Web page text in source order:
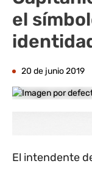
el
20 de junio 2019
El intendente